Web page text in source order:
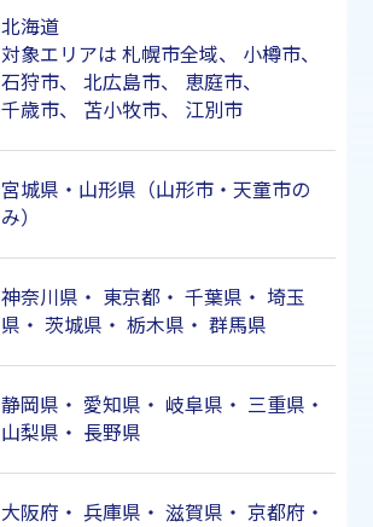
北海道
対象エリアは 札幌市全域、 小樽市、
石狩市、 北広島市、 恵庭市、
千歳市、 苫小牧市、 江別市
宮城県・山形県（山形市・天童市の
み）
神奈川県 ・ 東京都・ 千葉県 ・ 埼玉
県 ・ 茨城県 ・ 栃木県 ・ 群馬県
静岡県 ・ 愛知県 ・ 岐阜県 ・ 三重県 ・
山梨県 ・ 長野県
大阪府 ・ 兵庫県 ・ 滋賀県 ・ 京都府 ・